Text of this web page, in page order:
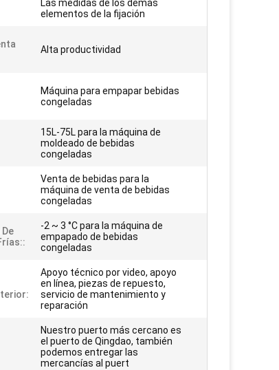
Las medidas de los demás
elementos de la fijación
Alta productividad
Máquina para empapar bebidas
congeladas
15L-75L para la máquina de
moldeado de bebidas
congeladas
Venta de bebidas para la
máquina de venta de bebidas
congeladas
-2 ~ 3 °C para la máquina de
empapado de bebidas
congeladas
Apoyo técnico por video, apoyo
en línea, piezas de repuesto,
servicio de mantenimiento y
reparación
Nuestro puerto más cercano es
el puerto de Qingdao, también
podemos entregar las
mercancías al puert